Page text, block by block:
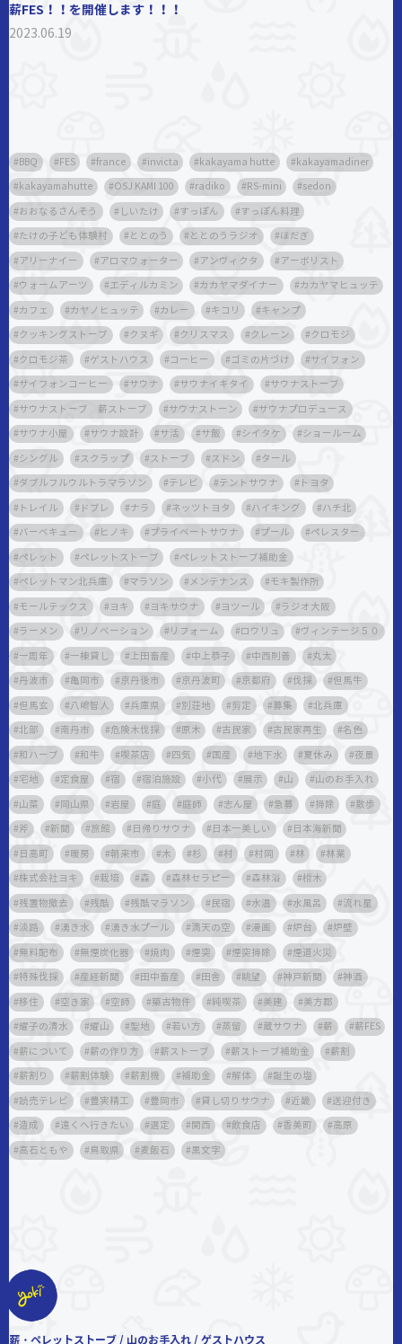
薪FES！！を開催します！！！
2023.06.19
BBQ FES france invicta kakayama hutte kakayamadiner
kakayamahutte OSJ KAMI 100 radiko RS-mini sedon
おおなるさんそう しいたけ すっぽん すっぽん料理
たけの子ども体験村 ととのう ととのうラジオ ほだぎ
アリーナイー アロマウォーター アンヴィクタ アーボリスト
ウォームアーツ エディルカミン カカヤマダイナー カカヤマヒュッテ
カフェ カヤノヒュッテ カレー キコリ キャンプ
クッキングストーブ クヌギ クリスマス クレーン クロモジ
クロモジ茶 ゲストハウス コーヒー ゴミの片づけ サイフォン
サイフォンコーヒー サウナ サウナイキタイ サウナストーブ
サウナストーブ 薪ストーブ サウナストーン サウナプロデュース
サウナ小屋 サウナ設計 サ活 サ飯 シイタケ ショールーム
シングル スクラップ ストーブ スドン タール
ダブルフルウルトラマラソン テレビ テントサウナ トヨタ
トレイル ドブレ ナラ ネッツトヨタ ハイキング ハチ北
バーベキュー ヒノキ プライベートサウナ プール ペレスター
ペレット ペレットストーブ ペレットストーブ補助金
ペレットマン北兵庫 マラソン メンテナンス モキ製作所
モールテックス ヨキ ヨキサウナ ヨツール ラジオ大阪
ラーメン リノベーション リフォーム ロウリュ ヴィンテージ５０
一周年 一棟貸し 上田畜産 中上恭子 中西則善 丸太
丹波市 亀岡市 京丹後市 京丹波町 京都府 伐採 但馬牛
但馬玄 八嶋智人 兵庫県 別荘地 剪定 募集 北兵庫
北部 南丹市 危険木伐採 原木 古民家 古民家再生 名色
和ハーブ 和牛 喫茶店 四気 国産 地下水 夏休み 夜景
宅地 定食屋 宿 宿泊施設 小代 展示 山 山のお手入れ
山菜 岡山県 岩屋 庭 庭師 志ん屋 急募 掃除 散歩
斧 新聞 旅館 日帰りサウナ 日本一美しい 日本海新聞
日高町 暖房 朝来市 木 杉 村 村岡 林 林業
株式会社ヨキ 栽培 森 森林セラピー 森林浴 榾木
残置物撤去 残酷 残酷マラソン 民宿 水温 水風呂 流れ星
淡路 湧き水 湧き水プール 満天の空 漫画 炉台 炉壁
無料配布 無煙炭化器 焼肉 煙突 煙突掃除 煙道火災
特殊伐採 産経新聞 田中畜産 田舎 眺望 神戸新聞 神酒
移住 空き家 空師 築古物件 純喫茶 美建 美方郡
耀子の清水 耀山 聖地 若い方 蒸留 蔵サウナ 薪 薪FES
薪について 薪の作り方 薪ストーブ 薪ストーブ補助金 薪割
薪割り 薪割体験 薪割機 補助金 解体 誕生の塩
読売テレビ 豊実精工 豊岡市 貸し切りサウナ 近畿 送迎付き
造成 遠くへ行きたい 選定 関西 飲食店 香美町 高原
高石ともや 鳥取県 麦飯石 黒文字
薪・ペレットストーブ / 山のお手入れ / ゲストハウス